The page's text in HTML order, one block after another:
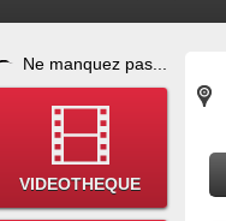
Ne manquez pas...
VIDEOTHEQUE